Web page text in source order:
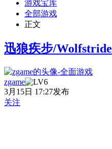
游戏宝库
全部游戏
正文
迅狼疾步/Wolfstride
zgame
3月15日 17:27发布
关注